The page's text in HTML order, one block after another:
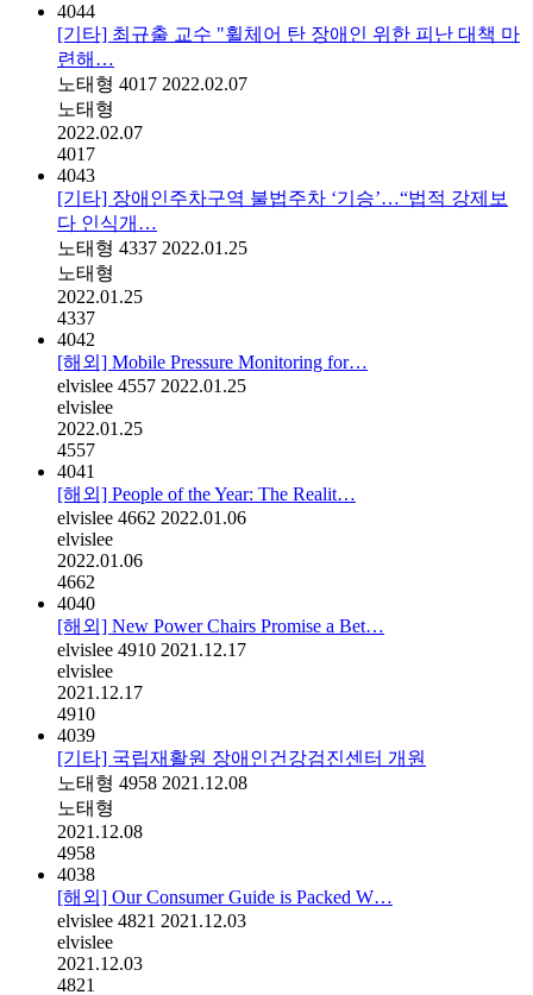
4044
[기타] 최규출 교수 "휠체어 탄 장애인 위한 피난 대책 마
련해…
노태형 4017 2022.02.07
노태형
2022.02.07
4017
4043
[기타] 장애인주차구역 불법주차 ‘기승’…“법적 강제보
다 인식개…
노태형 4337 2022.01.25
노태형
2022.01.25
4337
4042
[해외] Mobile Pressure Monitoring for…
elvislee 4557 2022.01.25
elvislee
2022.01.25
4557
4041
[해외] People of the Year: The Realit…
elvislee 4662 2022.01.06
elvislee
2022.01.06
4662
4040
[해외] New Power Chairs Promise a Bet…
elvislee 4910 2021.12.17
elvislee
2021.12.17
4910
4039
[기타] 국립재활원 장애인건강검진센터 개원
노태형 4958 2021.12.08
노태형
2021.12.08
4958
4038
[해외] Our Consumer Guide is Packed W…
elvislee 4821 2021.12.03
elvislee
2021.12.03
4821